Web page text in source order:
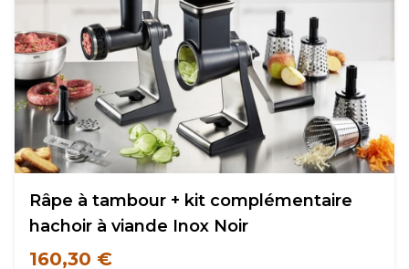
Râpe à tambour + kit complémentaire
hachoir à viande Inox Noir
160,30 €